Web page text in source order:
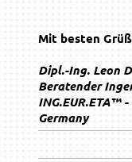
Mit besten
Dipl.-Ing. Leon
Beratender
ING.EUR.ETA™
Germany